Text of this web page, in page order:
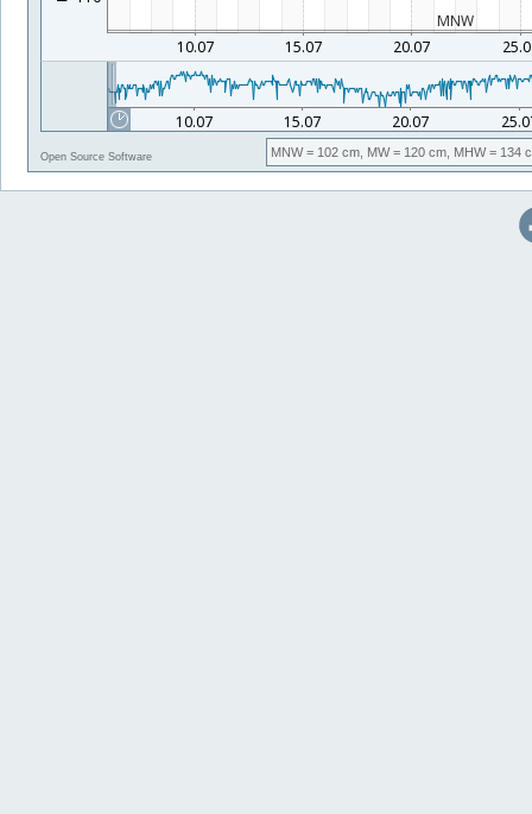
Open Source Software MNW= 102 cm, MW= 120 cm, MHW= 134